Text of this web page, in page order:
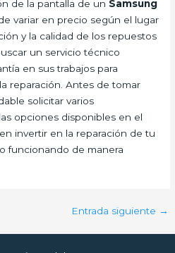
de la pantalla de un Samsung
variar en precio según el lugar
y la calidad de los repuestos
un servicio técnico
en sus trabajos para
reparación. Antes de tomar
solicitar varios
opciones disponibles en el
invertir en la reparación de tu
funcionando de manera
Entrada siguiente →